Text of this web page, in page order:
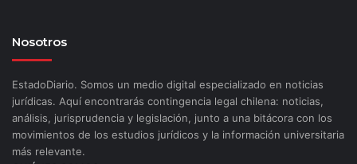
Nosotros
EstadoDiario. Somos un medio digital especializado en noticias
jurídicas. Aquí encontrarás contingencia legal chilena: noticias,
análisis, jurisprudencia y legislación, junto a una bitácora con los
movimientos de los estudios jurídicos y la información universitaria
más relevante.